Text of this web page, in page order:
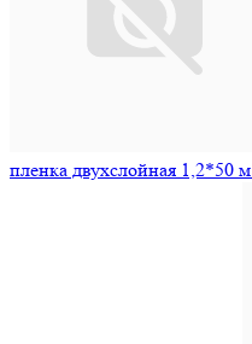
пленка двухслойная 1,2*50 м